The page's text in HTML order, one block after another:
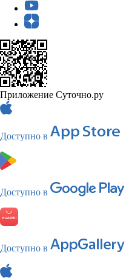
Приложение Суточно.ру
Доступно в
Доступно в
Доступно в